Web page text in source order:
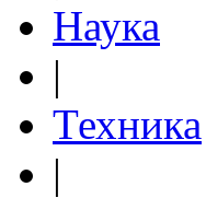
Наука
|
Техника
|